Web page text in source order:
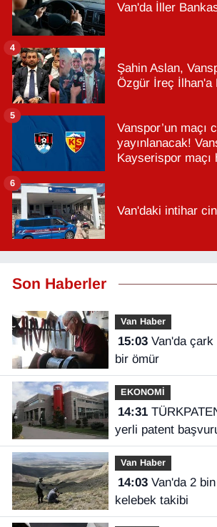
Van'da İller
Şahin Aslan,
Özgür İreç İlhan'a
4
Vanspor’un maçı
yayınlanacak!
Kayserispor maçı
5
Van'daki intihar
6
Son Haberler
Van Haber
15:03Van'da çark başında geçen
bir ömür
EKONOMİ
14:31TÜRKPATENT'e 4 bin 641
yerli patent
Van Haber
14:03Van'da 2 bin kilometrelik
kelebek takibi